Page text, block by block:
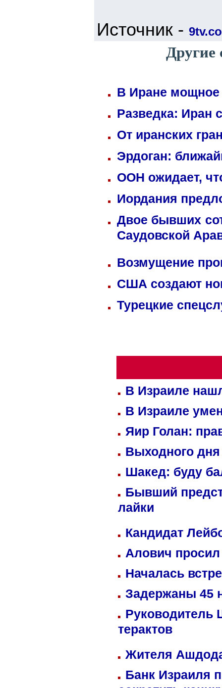
Источник -
Другие
В Иране мощное
Разведка: Иран
От иранских
Эрдоган:
ООН ожидает,
Иордания
Двое бывших
Саудовской
Возмущение
США создают
Турецкие
В Израиле
В Израиле
Яир Голан:
Выходного
Шакед: буду
Бывший
лайки
Кандидат
Алович просил
Началась
Задержаны 45
Руководитель
терактов
Жителя
Банк Израиля